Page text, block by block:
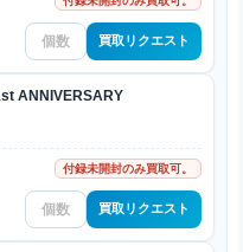
買取リクエスト
ANNIVERSARY
付録未開封のみ買取可。
買取リクエスト